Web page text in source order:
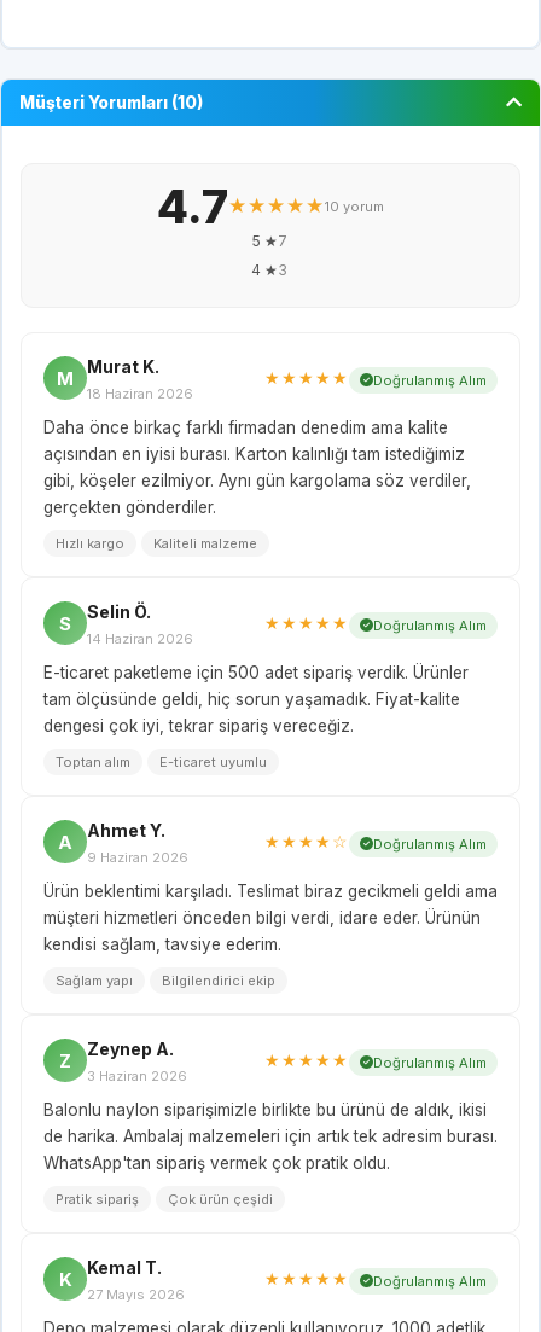
Müşteri Yorumları (10)
4.7★★★★★10 yorum
5 ★7
4 ★3
M
Murat K.
18 Haziran 2026
★★★★★ Doğrulanmış Alım
Daha önce birkaç farklı firmadan denedim ama kalite
açısından en iyisi burası. Karton kalınlığı tam istediğimiz
gibi, köşeler ezilmiyor. Aynı gün kargolama söz verdiler,
gerçekten gönderdiler.
Hızlı kargo Kaliteli malzeme
S
Selin Ö.
14 Haziran 2026
★★★★★ Doğrulanmış Alım
E-ticaret paketleme için 500 adet sipariş verdik. Ürünler
tam ölçüsünde geldi, hiç sorun yaşamadık. Fiyat-kalite
dengesi çok iyi, tekrar sipariş vereceğiz.
Toptan alım E-ticaret uyumlu
A
Ahmet Y.
9 Haziran 2026
★★★★☆ Doğrulanmış Alım
Ürün beklentimi karşıladı. Teslimat biraz gecikmeli geldi ama
müşteri hizmetleri önceden bilgi verdi, idare eder. Ürünün
kendisi sağlam, tavsiye ederim.
Sağlam yapı Bilgilendirici ekip
Z
Zeynep A.
3 Haziran 2026
★★★★★ Doğrulanmış Alım
Balonlu naylon siparişimizle birlikte bu ürünü de aldık, ikisi
de harika. Ambalaj malzemeleri için artık tek adresim burası.
WhatsApp'tan sipariş vermek çok pratik oldu.
Pratik sipariş Çok ürün çeşidi
K
Kemal T.
27 Mayıs 2026
★★★★★ Doğrulanmış Alım
Depo malzemesi olarak düzenli kullanıyoruz. 1000 adetlik